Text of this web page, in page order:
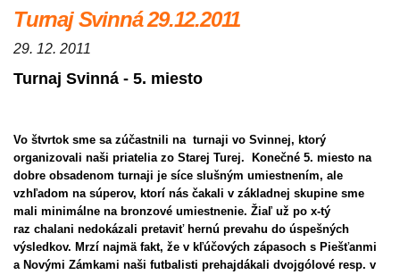
Turnaj Svinná 29.12.2011
29. 12. 2011
Turnaj Svinná - 5. miesto
Vo štvrtok sme sa zúčastnili na turnaji vo Svinnej, ktorý
organizovali naši priatelia zo Starej Turej. Konečné 5. miesto na
dobre obsadenom turnaji je síce slušným umiestnením, ale
vzhľadom na súperov, ktorí nás čakali v základnej skupine sme
mali minimálne na bronzové umiestnenie. Žiaľ už po x-tý
raz chalani nedokázali pretaviť hernú prevahu do úspešných
výsledkov. Mrzí najmä fakt, že v kľúčových zápasoch s Piešťanmi
a Novými Zámkami naši futbalisti prehajdákali dvojgólové resp. v